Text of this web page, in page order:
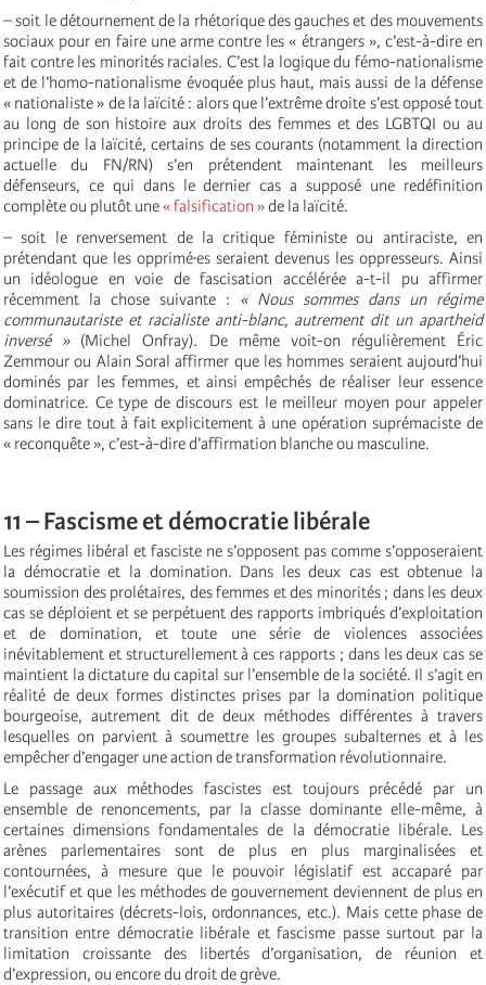
– soit le détournement de la rhétorique des gauches et des mouvements
sociaux pour en faire une arme contre les « étrangers », c’est-à-dire en
fait contre les minorités raciales. C’est la logique du fémo-nationalisme
et de l’homo-nationalisme évoquée plus haut, mais aussi de la défense
« nationaliste » de la laïcité : alors que l’extrême droite s’est opposé tout
au long de son histoire aux droits des femmes et des LGBTQI ou au
principe de la laïcité, certains de ses courants (notamment la direction
actuelle du FN/RN) s’en prétendent maintenant les meilleurs
défenseurs, ce qui dans le dernier cas a supposé une redéfinition
complète ou plutôt une« falsification »de la laïcité.
– soit le renversement de la critique féministe ou antiraciste, en
prétendant que les opprimé·es seraient devenus les oppresseurs. Ainsi
un idéologue en voie de fascisation accélérée a-t-il pu affirmer
récemment la chose suivante : « Nous sommes dans un régime
communautariste et racialiste anti-blanc, autrement dit un apartheid
inversé » (Michel Onfray). De même voit-on régulièrement Éric
Zemmour ou Alain Soral affirmer que les hommes seraient aujourd’hui
dominés par les femmes, et ainsi empêchés de réaliser leur essence
dominatrice. Ce type de discours est le meilleur moyen pour appeler
sans le dire tout à fait explicitement à une opération suprémaciste de
« reconquête », c’est-à-dire d’affirmation blanche ou masculine.
11 – Fascisme et démocratie libérale
Les régimes libéral et fasciste ne s’opposent pas comme s’opposeraient
la démocratie et la domination. Dans les deux cas est obtenue la
soumission des prolétaires, des femmes et des minorités ; dans les deux
cas se déploient et se perpétuent des rapports imbriqués d’exploitation
et de domination, et toute une série de violences associées
inévitablement et structurellement à ces rapports ; dans les deux cas se
maintient la dictature du capital sur l’ensemble de la société. Il s’agit en
réalité de deux formes distinctes prises par la domination politique
bourgeoise, autrement dit de deux méthodes différentes à travers
lesquelles on parvient à soumettre les groupes subalternes et à les
empêcher d’engager une action de transformation révolutionnaire.
Le passage aux méthodes fascistes est toujours précédé par un
ensemble de renoncements, par la classe dominante elle-même, à
certaines dimensions fondamentales de la démocratie libérale. Les
arènes parlementaires sont de plus en plus marginalisées et
contournées, à mesure que le pouvoir législatif est accaparé par
l’exécutif et que les méthodes de gouvernement deviennent de plus en
plus autoritaires (décrets-lois, ordonnances, etc.). Mais cette phase de
transition entre démocratie libérale et fascisme passe surtout par la
limitation croissante des libertés d’organisation, de réunion et
d’expression, ou encore du droit de grève.